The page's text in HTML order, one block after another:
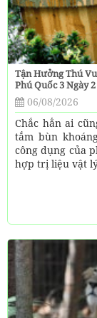
Tận Hưởng Thú
Phú Quốc 3 Ngày
06/08/2026
Chắc hẳn ai
tắm bùn
công dụng của
hợp trị liệu vật